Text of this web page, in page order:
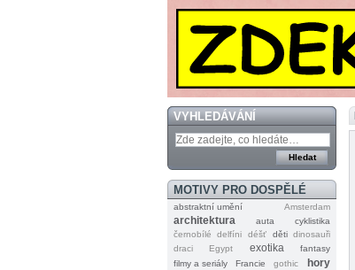
VYHLEDÁVÁNÍ
MOTIVY PRO DOSPĚLÉ
abstraktní umění Amsterdam
architektura auta
cyklistika
černobílé
delfíni déšť děti dinosauři
draci
Egypt exotika
fantasy
filmy a seriály
Francie gothic hory